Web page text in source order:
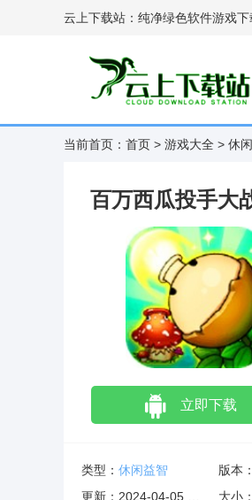
云上下载站：纯净绿色软件游戏
当前首页： 首页 > 游戏大全 > 休
百万西瓜投手大
立即下载
类型： 休闲益智
大小